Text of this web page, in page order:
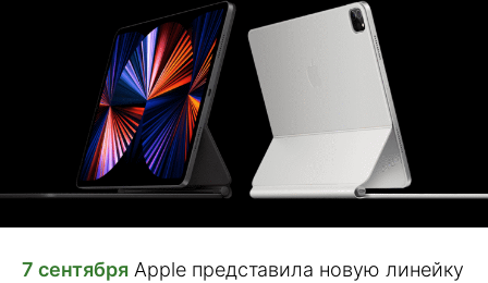
7 сентября Apple представила новую линейку